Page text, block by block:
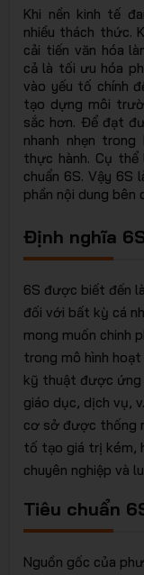
-
Khi nền kinh tế
nhiều thách thức.
cải tiến văn hóa
cả là tối ưu hóa
vào yếu tố chính
tạo dựng môi
sắc hơn. Để đạt
nhanh nhẹn
thực hành. Cụ
chuẩn 6S. Vậy 6S
phần nội dung bên
Định nghĩa
6S được biết đến
đối với bất kỳ cá
mong muốn chinh
trong mô hình
kỹ thuật được ứng
giáo dục, dịch vụ,
cơ sở được thống
tố tạo giá trị kém,
chuyên nghiệp và
Tiêu chuẩn
Nguồn gốc của